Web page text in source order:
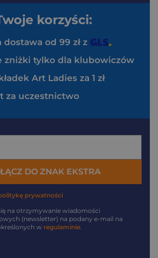
korzyści:
dostawa od 99 zł z
zniżki tylko dla klubowiczów
Art Ladies za 1 zł
za uczestnictwo
DO ZNAK EKSTRA
prywatności
na otrzymywanie wiadomości
(newsletter) na podany e-mail na
w regulaminie.